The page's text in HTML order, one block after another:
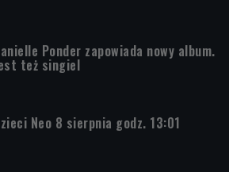
Ponder zapowiada nowy album.
też singiel
Neo 8 sierpnia godz. 13:01